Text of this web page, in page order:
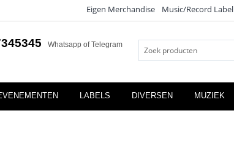
Eigen Merchandise Music/Record Label
Whatsapp of Telegram
LABELS DIVERSEN MUZIEK